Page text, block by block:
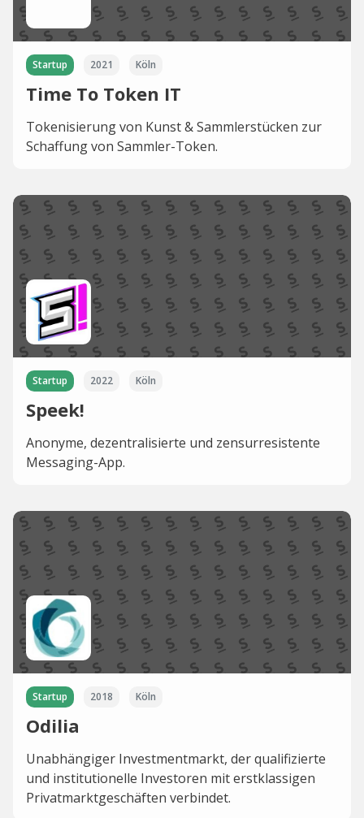
Startup 2021 Köln
Time To Token IT
Tokenisierung von Kunst & Sammlerstücken zur
Schaffung von Sammler-Token.
Startup 2022 Köln
Speek!
Anonyme, dezentralisierte und zensurresistente
Messaging-App.
Startup 2018 Köln
Odilia
Unabhängiger Investmentmarkt, der qualifizierte
und institutionelle Investoren mit erstklassigen
Privatmarktgeschäften verbindet.